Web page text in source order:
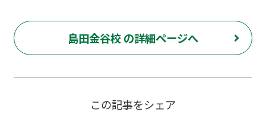
島田金谷校 の詳細ページへ
この記事をシェア